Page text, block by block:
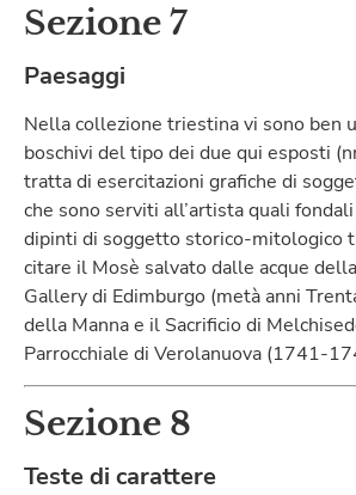
Sezione 7
Paesaggi
Nella collezione triestina vi sono ben
boschivi del tipo dei due qui esposti
tratta di esercitazioni grafiche di
che sono serviti all’artista quali
dipinti di soggetto storico-mitologico
citare il Mosè salvato dalle acque
Gallery di Edimburgo (metà anni
della Manna e il Sacrificio di
Parrocchiale di Verolanuova (1741-
Sezione 8
Teste di carattere